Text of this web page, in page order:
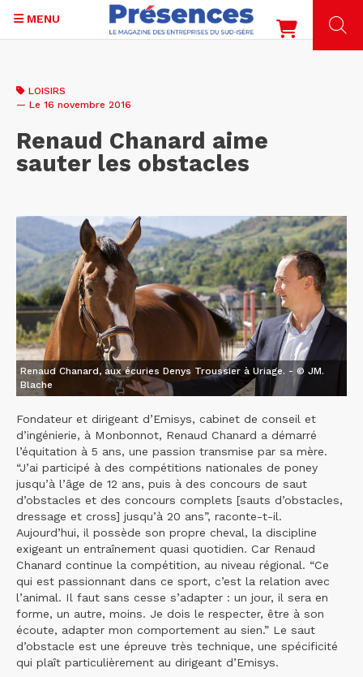
contenu
MENU
LOISIRS
— Le 16 novembre 2016
Renaud Chanard aime
sauter les obstacles
Renaud Chanard, aux écuries Denys Troussier à Uriage. - © JM.
Blache
Fondateur et dirigeant d’Emisys, cabinet de conseil et
d’ingénierie, à Monbonnot, Renaud Chanard a démarré
l’équitation à 5 ans, une passion transmise par sa mère.
“J’ai participé à des compétitions nationales de poney
jusqu’à l’âge de 12 ans, puis à des concours de saut
d’obstacles et des concours complets [sauts d’obstacles,
dressage et cross] jusqu’à 20 ans”, raconte-t-il.
Aujourd’hui, il possède son propre cheval, la discipline
exigeant un entraînement quasi quotidien. Car Renaud
Chanard continue la compétition, au niveau régional. “Ce
qui est passionnant dans ce sport, c’est la relation avec
l’animal. Il faut sans cesse s’adapter : un jour, il sera en
forme, un autre, moins. Je dois le respecter, être à son
écoute, adapter mon comportement au sien.” Le saut
d’obstacle est une épreuve très technique, une spécificité
qui plaît particulièrement au dirigeant d’Emisys.